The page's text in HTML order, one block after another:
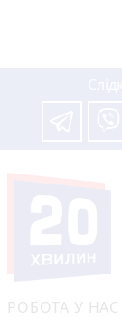
РОБОТА У НАС